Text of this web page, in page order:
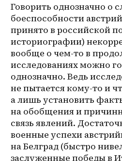
Говорить однозначно о
боеспособности
принято в российской
историографии)
вообще о чем-то в
исследованиях можно
однозначно. Ведь
не пытается кому-то и
а лишь установить
на обобщения и
связь явлений.
военные успехи
на Белград (быстро
заслуженные победы в